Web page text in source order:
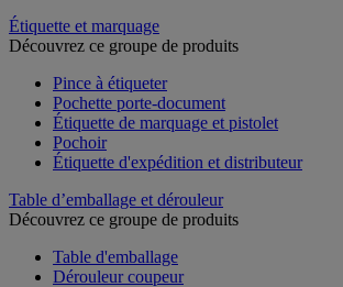
Étiquette et marquage
Découvrez ce groupe de produits
Pince à étiqueter
Pochette porte-document
Étiquette de marquage et pistolet
Pochoir
Étiquette d'expédition et distributeur
Table d’emballage et dérouleur
Découvrez ce groupe de produits
Table d'emballage
Dérouleur coupeur